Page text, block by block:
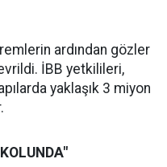
ardından gözler
İBB yetkilileri,
yaklaşık 3 miyon